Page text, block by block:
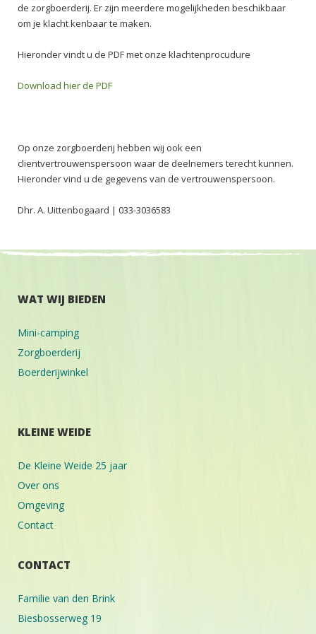
de zorgboerderij. Er zijn meerdere mogelijkheden beschikbaar
om je klacht kenbaar te maken.
Hieronder vindt u de PDF met onze klachtenprocudure
Download hier de PDF
Op onze zorgboerderij hebben wij ook een
clientvertrouwenspersoon waar de deelnemers terecht kunnen.
Hieronder vind u de gegevens van de vertrouwenspersoon.
Dhr. A. Uittenbogaard | 033-3036583
WAT WIJ BIEDEN
Mini-camping
Zorgboerderij
Boerderijwinkel
KLEINE WEIDE
De Kleine Weide 25 jaar
Over ons
Omgeving
Contact
CONTACT
Familie van den Brink
Biesbosserweg 19